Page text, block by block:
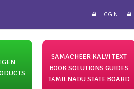
LOGIN
SAMACHEER KALVI TEXT
BOOK SOLUTIONS GUIDES
TAMILNADU STATE BOARD